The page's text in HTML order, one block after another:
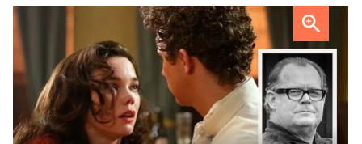
Många i branschen känner igen sig i Vår tid är nu, säger
Johan Rosenlind,
som ligger bakom den populära tv-serien.Foto:
Pressbild/Film i Väst